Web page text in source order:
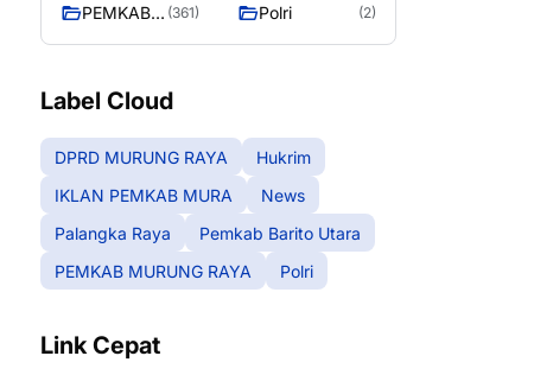
PEMKAB
(361) Polri (2)
Label Cloud
DPRD MURUNG RAYA
Hukrim
IKLAN PEMKAB MURA
News
Palangka Raya
Pemkab Barito Utara
PEMKAB MURUNG RAYA
Polri
Link Cepat